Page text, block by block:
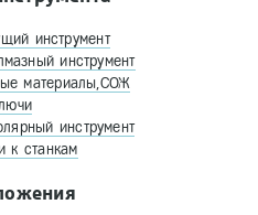
инструмент
инструмент
материалы,СОЖ
инструмент
к станкам